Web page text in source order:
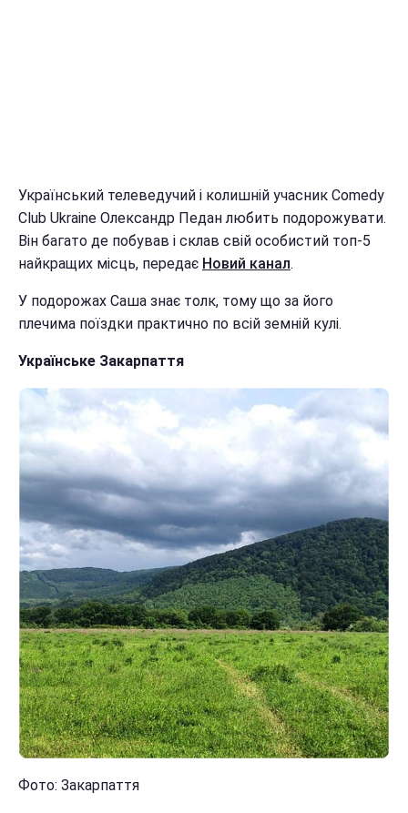
Український телеведучий і колишній учасник Comedy
Club Ukraine Олександр Педан любить подорожувати.
Він багато де побував і склав свій особистий топ-5
найкращих місць, передає Новий канал.
У подорожах Саша знає толк, тому що за його
плечима поїздки практично по всій земній кулі.
Українське Закарпаття
Фото: Закарпаття